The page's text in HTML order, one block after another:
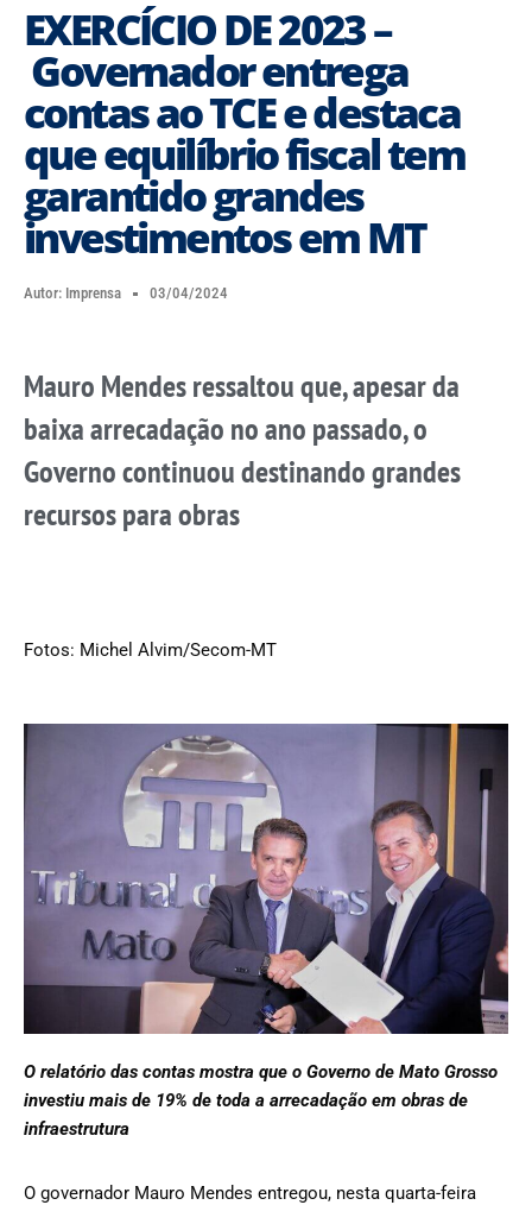
EXERCÍCIO DE 2023 –
Governador entrega
contas ao TCE e destaca
que equilíbrio fiscal tem
garantido grandes
investimentos em MT
Autor: Imprensa 03/04/2024
Mauro Mendes ressaltou que, apesar da
baixa arrecadação no ano passado, o
Governo continuou destinando grandes
recursos para obras
Fotos: Michel Alvim/Secom-MT
O relatório das contas mostra que o Governo de Mato Grosso
investiu mais de 19% de toda a arrecadação em obras de
infraestrutura
O governador Mauro Mendes entregou, nesta quarta-feira